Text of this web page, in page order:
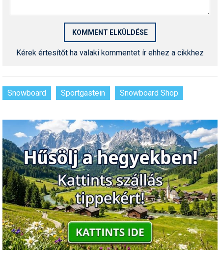
Kérek értesítőt ha valaki kommentet ír ehhez a cikkhez
Snowboard Sportgastein Snowboard Shop